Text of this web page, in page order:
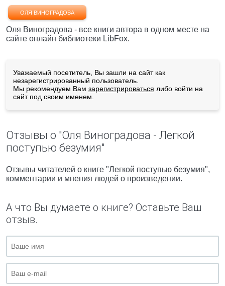
ОЛЯ ВИНОГРАДОВА
Оля Виноградова - все книги автора в одном месте на
сайте онлайн библиотеки LibFox.
Уважаемый посетитель, Вы зашли на сайт как
незарегистрированный пользователь.
Мы рекомендуем Вам зарегистрироваться либо войти на
сайт под своим именем.
Отзывы о "Оля Виноградова - Легкой
поступью безумия"
Отзывы читателей о книге "Легкой поступью безумия",
комментарии и мнения людей о произведении.
А что Вы думаете о книге? Оставьте Ваш
отзыв.